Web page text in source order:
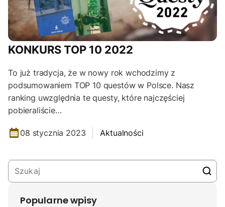
KONKURS TOP 10 2022
To już tradycja, że w nowy rok wchodzimy z
podsumowaniem TOP 10 questów w Polsce. Nasz
ranking uwzględnia te questy, które najczęściej
pobieraliście…
08 stycznia 2023 Aktualności
Popularne wpisy